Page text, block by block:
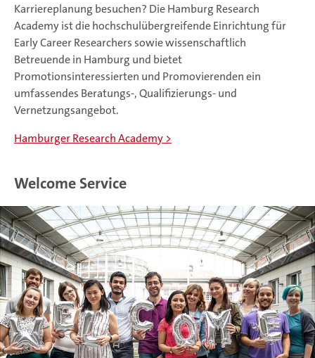
Karriereplanung besuchen? Die Hamburg Research
Academy ist die hochschulübergreifende Einrichtung für
Early Career Researchers sowie wissenschaftlich
Betreuende in Hamburg und bietet
Promotionsinteressierten und Promovierenden ein
umfassendes Beratungs-, Qualifizierungs- und
Vernetzungsangebot.
Hamburger Research Academy
Welcome Service